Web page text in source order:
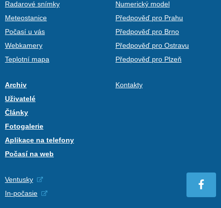
Radarové snímky
Meteostanice
Počasí u vás
Webkamery
Teplotní mapa
Numerický model
Předpověď pro Prahu
Předpověď pro Brno
Předpověď pro Ostravu
Předpověď pro Plzeň
Archiv
Uživatelé
Články
Fotogalerie
Aplikace na telefony
Počasí na web
Kontakty
Ventusky
In-počasie